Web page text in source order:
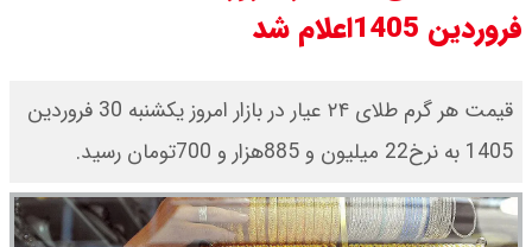
جدول
قیمت طلا و سکه امروز شنبه ۱۷ مرداد
۱۴۰۵ / قیمت هر گرم طلا چند ؟ +
جدول
فروردین 1405اعلام شد
قیمت هر گرم طلای ۲۴ عیار در بازار امروز یکشنبه 30 فروردین
1405 به نرخ22 میلیون و 885هزار و 700تومان رسید.